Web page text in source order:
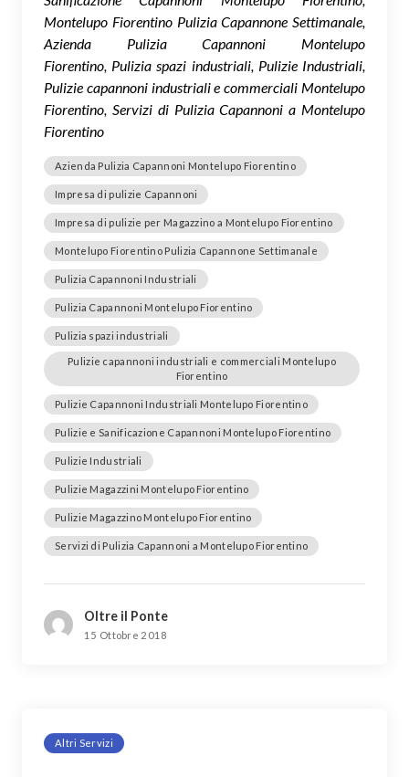
Montelupo Fiorentino Pulizia Capannone Settimanale,
Azienda Pulizia Capannoni Montelupo
Fiorentino, Pulizia spazi industriali, Pulizie Industriali,
Pulizie capannoni industriali e commerciali Montelupo
Fiorentino, Servizi di Pulizia Capannoni a Montelupo
Fiorentino
Azienda Pulizia Capannoni Montelupo Fiorentino
Impresa di pulizie Capannoni
Impresa di pulizie per Magazzino a Montelupo Fiorentino
Montelupo Fiorentino Pulizia Capannone Settimanale
Pulizia Capannoni Industriali
Pulizia Capannoni Montelupo Fiorentino
Pulizia spazi industriali
Pulizie capannoni industriali e commerciali Montelupo
Fiorentino
Pulizie Capannoni Industriali Montelupo Fiorentino
Pulizie e Sanificazione Capannoni Montelupo Fiorentino
Pulizie Industriali
Pulizie Magazzini Montelupo Fiorentino
Pulizie Magazzino Montelupo Fiorentino
Servizi di Pulizia Capannoni a Montelupo Fiorentino
Oltre il Ponte
15 Ottobre 2018
Altri Servizi